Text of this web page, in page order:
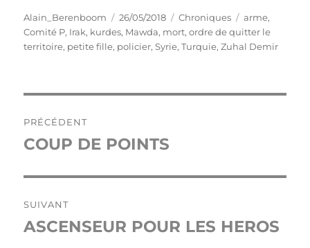
Auteur
Alain_Berenboom
Publié
le
26/05/2018 Catégories
Chroniques Étiquettes
arme,
Comité P, Irak, kurdes, Mawda, mort,ordre de quitter le
territoire, petite fille, policier,Syrie,Turquie,Zuhal Demir
de
PRÉCÉDENT
Publication
COUP DE POINTS
SUIVANT
Publication
ASCENSEUR POUR LES HEROS